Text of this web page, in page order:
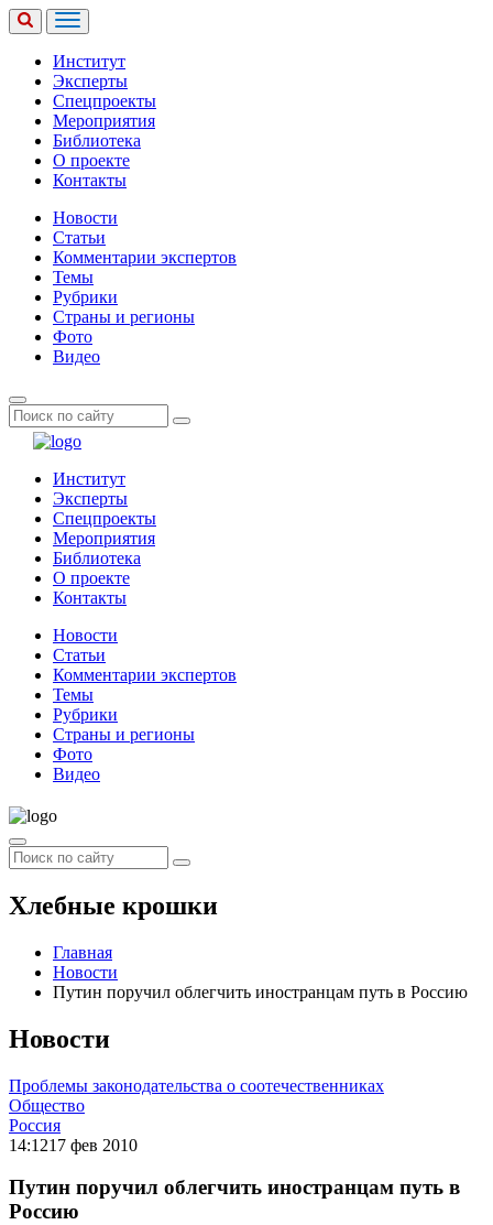
Институт
Эксперты
Спецпроекты
Мероприятия
Библиотека
О проекте
Контакты
Новости
Статьи
Комментарии экспертов
Темы
Рубрики
Страны и регионы
Фото
Видео
Институт
Эксперты
Спецпроекты
Мероприятия
Библиотека
О проекте
Контакты
Новости
Статьи
Комментарии экспертов
Темы
Рубрики
Страны и регионы
Фото
Видео
Хлебные крошки
Главная
Новости
Путин поручил облегчить иностранцам путь в Россию
Новости
Проблемы законодательства о соотечественниках
Общество
Россия
14:1217 фев 2010
Путин поручил облегчить иностранцам путь в
Россию